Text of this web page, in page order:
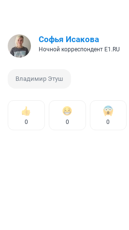
Софья Исакова
Ночной корреспондент E1.RU
Владимир Этуш
0 0 0